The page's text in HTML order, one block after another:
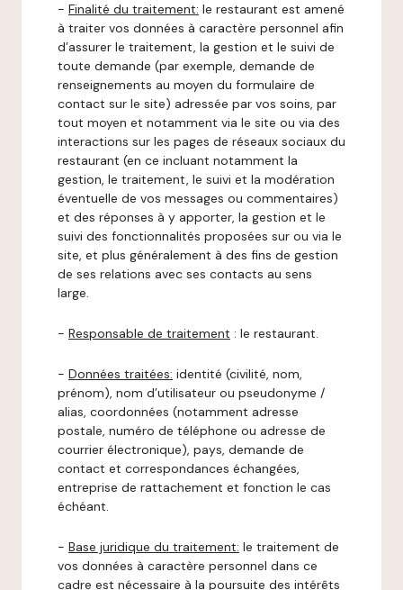
- Finalité du traitement: le restaurant est amené
à traiter vos données à caractère personnel afin
d’assurer le traitement, la gestion et le suivi de
toute demande (par exemple, demande de
renseignements au moyen du formulaire de
contact sur le site) adressée par vos soins, par
tout moyen et notamment via le site ou via des
interactions sur les pages de réseaux sociaux du
restaurant (en ce incluant notamment la
gestion, le traitement, le suivi et la modération
éventuelle de vos messages ou commentaires)
et des réponses à y apporter, la gestion et le
suivi des fonctionnalités proposées sur ou via le
site, et plus généralement à des fins de gestion
de ses relations avec ses contacts au sens
large.
- Responsable de traitement : le restaurant.
- Données traitées: identité (civilité, nom,
prénom), nom d’utilisateur ou pseudonyme /
alias, coordonnées (notamment adresse
postale, numéro de téléphone ou adresse de
courrier électronique), pays, demande de
contact et correspondances échangées,
entreprise de rattachement et fonction le cas
échéant.
- Base juridique du traitement: le traitement de
vos données à caractère personnel dans ce
cadre est nécessaire à la poursuite des intérêts